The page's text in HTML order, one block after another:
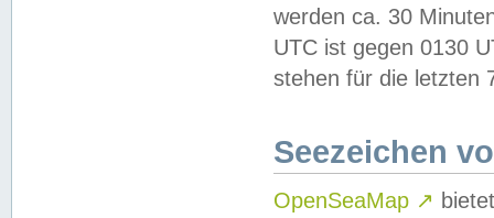
werden ca. 30
UTC ist gegen 0130
stehen für die letzten
Seezeichen
OpenSeaMap ↗